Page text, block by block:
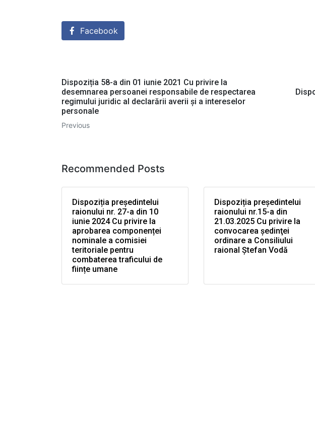
Facebook
Dispoziția 58-a din 01 iunie 2021 Cu privire la
desemnarea persoanei responsabile de respectarea
regimului juridic al declarării averii și a intereselor
personale
Previous
Recommended Posts
Dispoziția președintelui
raionului nr. 27-a din 10
iunie 2024 Cu privire la
aprobarea componenței
nominale a comisiei
teritoriale pentru
combaterea traficului de
ființe umane
Dispoziția președintelui
raionului nr.15-a din
21.03.2025 Cu privire la
convocarea şedinţei
ordinare a Consiliului
raional Ştefan Vodă